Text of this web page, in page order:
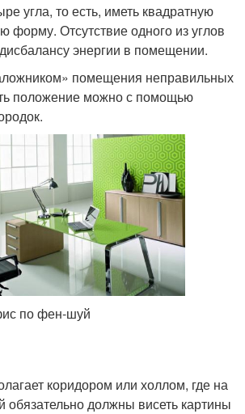
угла, то есть, иметь квадратную
форму. Отсутствие одного из углов
энергии в помещении.
помещения неправильных
положение можно с помощью
по фен-шуй
коридором или холлом, где на
должны висеть картины